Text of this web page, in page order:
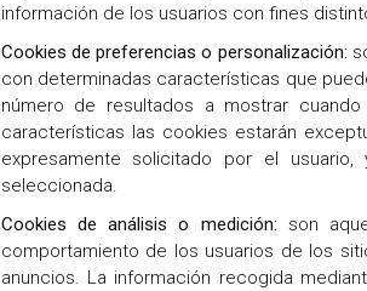
información de los usuarios con fines
Cookies de preferencias o personalización:
con determinadas características que
número de resultados a mostrar
características las cookies estarán
expresamente solicitado por el
seleccionada.
Cookies de análisis o medición: son
comportamiento de los usuarios de los
anuncios. La información recogida